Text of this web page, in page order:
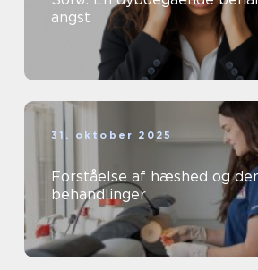
angst
31. oktober 2025
Forståelse af hæshed og
behandlinger